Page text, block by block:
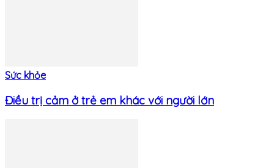
Sức khỏe
Điều trị cảm ở trẻ em khác với người lớn